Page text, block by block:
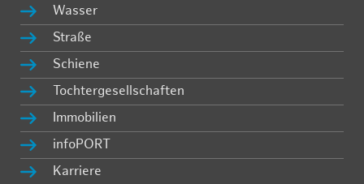
Was­ser
Stra­ße
Schie­ne
Toch­ter­ge­sell­schaf­ten
Im­mo­bi­li­en
in­fo­PORT
Kar­rie­re